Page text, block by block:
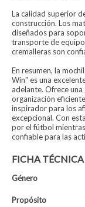
La calidad superior
construcción. Los
diseñados para
transporte de
cremalleras son
En resumen, la
Win" es una
adelante. Ofrece
organización
inspirador para los
excepcional. Con
por el fútbol
confiable para las
FICHA TÉCNICA
Género
Propósito